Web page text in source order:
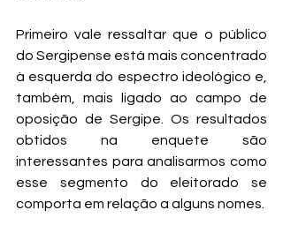
Primeiro vale ressaltar que o público
do Sergipense está mais concentrado
à esquerda do espectro ideológico e,
também, mais ligado ao campo de
oposição de Sergipe. Os resultados
obtidos na enquete são
interessantes para analisarmos como
esse segmento do eleitorado se
comporta em relação a alguns nomes.